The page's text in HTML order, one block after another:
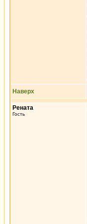
Наверх
Рената
Гость